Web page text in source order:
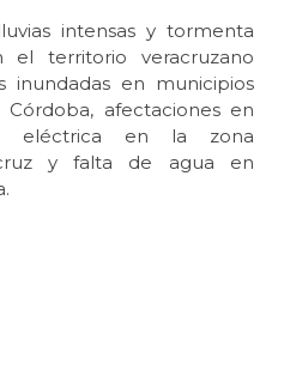
intensas y tormenta
el territorio veracruzano
inundadas en municipios
afectaciones en
eléctrica en la zona
y falta de agua en